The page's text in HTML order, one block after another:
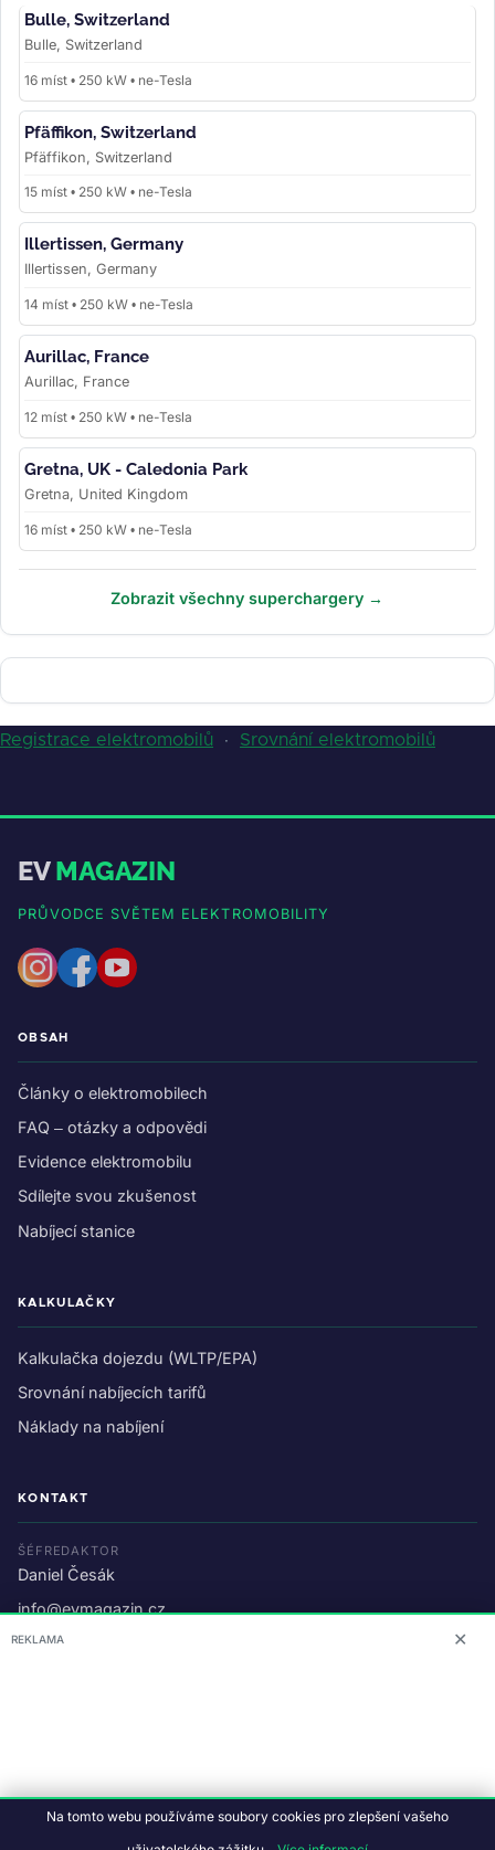
Bulle, Switzerland
Bulle, Switzerland
16 míst • 250 kW • ne-Tesla
Pfäffikon, Switzerland
Pfäffikon, Switzerland
15 míst • 250 kW • ne-Tesla
Illertissen, Germany
Illertissen, Germany
14 míst • 250 kW • ne-Tesla
Aurillac, France
Aurillac, France
12 míst • 250 kW • ne-Tesla
Gretna, UK - Caledonia Park
Gretna, United Kingdom
16 míst • 250 kW • ne-Tesla
Zobrazit všechny superchargery →
Registrace elektromobilů · Srovnání elektromobilů
EVMAGAZIN
PRŮVODCE SVĚTEM ELEKTROMOBILITY
OBSAH
Články o elektromobilech
FAQ – otázky a odpovědi
Evidence elektromobilu
Sdílejte svou zkušenost
Nabíjecí stanice
KALKULAČKY
Kalkulačka dojezdu (WLTP/EPA)
Srovnání nabíjecích tarifů
Náklady na nabíjení
KONTAKT
ŠÉFREDAKTOR
Daniel Česák
info@evmagazin.cz
O nás
© 2026 EV Magazin.Podmínky a ochrana dat.
REKLAMA ✕
Na tomto webu používáme soubory cookies pro zlepšení vašeho